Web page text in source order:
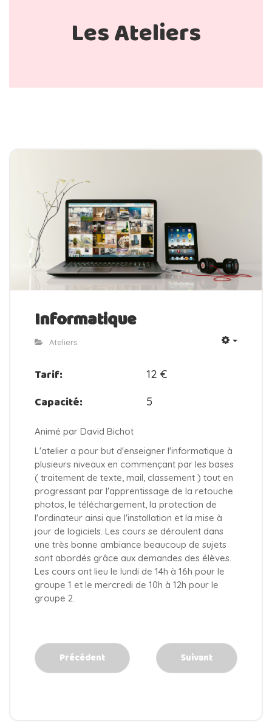
Les Ateliers
Informatique
Ateliers
Tarif: 12 €
Capacité: 5
Animé par David Bichot
L'atelier a pour but d'enseigner l'informatique à
plusieurs niveaux en commençant par les bases
( traitement de texte, mail, classement ) tout en
progressant par l'apprentissage de la retouche
photos, le téléchargement, la protection de
l'ordinateur ainsi que l'installation et la mise à
jour de logiciels. Les cours se déroulent dans
une très bonne ambiance beaucoup de sujets
sont abordés grâce aux demandes des élèves.
Les cours ont lieu le lundi de 14h à 16h pour le
groupe 1 et le mercredi de 10h à 12h pour le
groupe 2.
Précédent Suivant